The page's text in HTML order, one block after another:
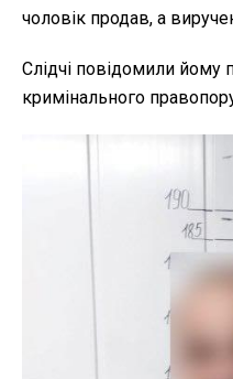
чоловік продав, а
Слідчі повідомили йому
кримінального